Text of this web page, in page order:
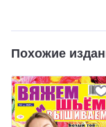
Похожие